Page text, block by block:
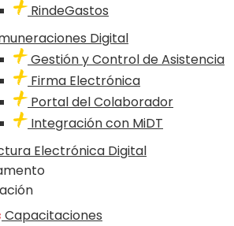
RindeGastos
Digital
Gestión y Control de Asistencia
Firma Electrónica
Portal del Colaborador
Integración con MiDT
Electrónica Digital
Capacitaciones